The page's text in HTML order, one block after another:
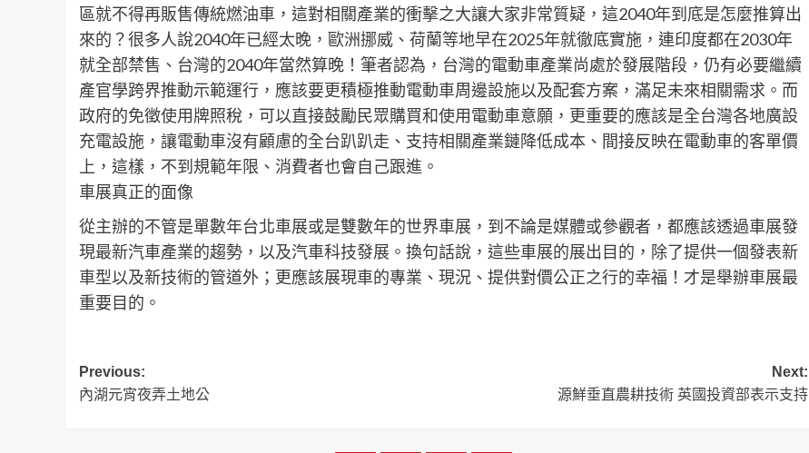
區就不得再販售傳統燃油車，這對相關產業的衝擊之大讓大家非常質疑，這2040年到底是怎麼推算出
來的？很多人說2040年已經太晚，歐洲挪威、荷蘭等地早在2025年就徹底實施，連印度都在2030年
就全部禁售、台灣的2040年當然算晚！筆者認為，台灣的電動車產業尚處於發展階段，仍有必要繼續
產官學跨界推動示範運行，應該要更積極推動電動車周邊設施以及配套方案，滿足未來相關需求。而
政府的免徵使用牌照稅，可以直接鼓勵民眾購買和使用電動車意願，更重要的應該是全台灣各地廣設
充電設施，讓電動車沒有顧慮的全台趴趴走、支持相關產業鏈降低成本、間接反映在電動車的客單價
上，這樣，不到規範年限、消費者也會自己跟進。
車展真正的面像
從主辦的不管是單數年台北車展或是雙數年的世界車展，到不論是媒體或參觀者，都應該透過車展發
現最新汽車產業的趨勢，以及汽車科技發展。換句話說，這些車展的展出目的，除了提供一個發表新
車型以及新技術的管道外；更應該展現車的專業、現況、提供對價公正之行的幸福！才是舉辦車展最
重要目的。
Post
navigation
Previous:
內湖元宵夜弄土地公
Next:
源鮮垂直農耕技術 英國投資部表示支持